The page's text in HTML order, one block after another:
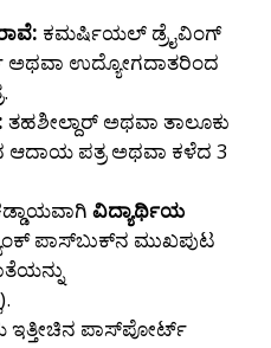
ಕಮರ್ಷಿಯಲ್ ಡ್ರೈವಿಂಗ್
ಅಥವಾ ಉದ್ಯೋಗದಾತರಿಂದ
ತಹಶೀಲ್ದಾರ್ ಅಥವಾ ತಾಲೂಕು
ಪತ್ರ ಅಥವಾ ಕಳೆದ 3
ವಿದ್ಯಾರ್ಥಿಯ
ಪಾಸ್‌ಬುಕ್‌ನ ಮುಖಪುಟ
ಇತ್ತೀಚಿನ ಪಾಸ್‌ಪೋರ್ಟ್